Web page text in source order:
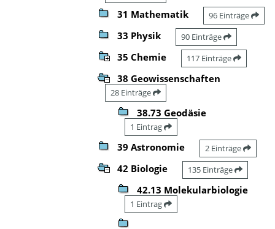
31 Mathematik 96 Einträge
33 Physik 90 Einträge
35 Chemie 117 Einträge
38 Geowissenschaften
28 Einträge
38.73 Geodäsie
1 Eintrag
39 Astronomie 2 Einträge
42 Biologie 135 Einträge
42.13 Molekularbiologie
1 Eintrag